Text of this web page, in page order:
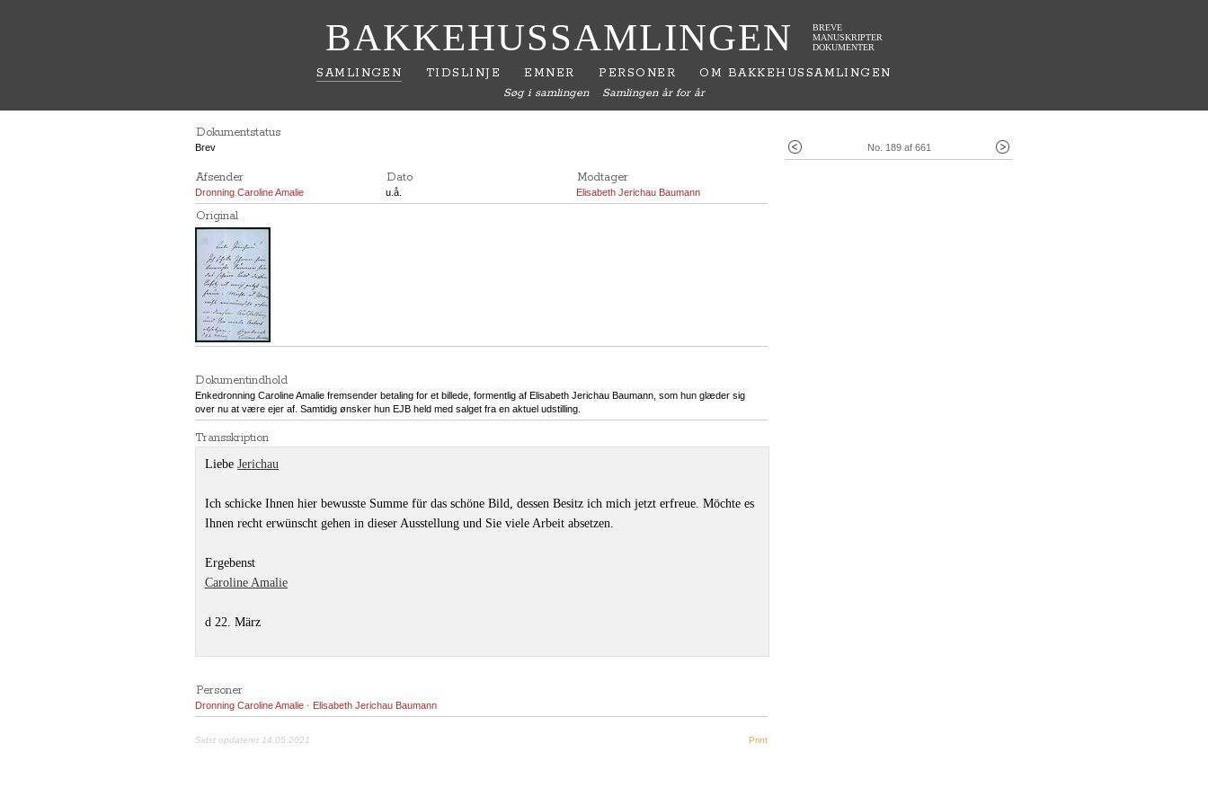
BAKKEHUSSAMLINGEN
BREVE
MANUSKRIPTER
DOKUMENTER
SAMLINGEN TIDSLINJE EMNER PERSONER OM BAKKEHUSSAMLINGEN
Søg i samlingen Samlingen år for år
No. 189 af 661
Dokumentstatus
Brev
Afsender Dato Modtager
Dronning Caroline Amalie u.å. Elisabeth Jerichau Baumann
Original
Dokumentindhold
Enkedronning Caroline Amalie fremsender betaling for et billede, formentlig af Elisabeth Jerichau Baumann, som hun glæder sig
over nu at være ejer af. Samtidig ønsker hun EJB held med salget fra en aktuel udstilling.
Transskription
Liebe Jerichau
Ich schicke Ihnen hier bewusste Summe für das schöne Bild, dessen Besitz ich mich jetzt erfreue. Möchte es
Ihnen recht erwünscht gehen in dieser Ausstellung und Sie viele Arbeit absetzen.
Ergebenst
Caroline Amalie
d 22. März
Personer
Dronning Caroline Amalie · Elisabeth Jerichau Baumann
Sidst opdateret 14.05.2021 Print